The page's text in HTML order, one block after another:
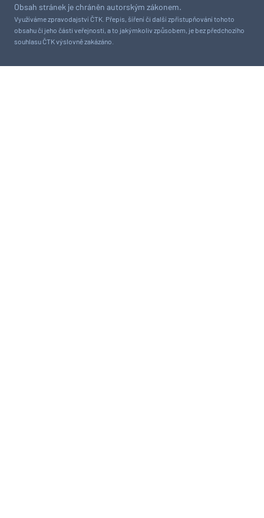
Obsah stránek je chráněn autorským zákonem.
Využíváme zpravodajství ČTK. Přepis, šíření či další zpřístupňování tohoto
obsahu či jeho části veřejnosti, a to jakýmkoliv způsobem, je bez předchozího
souhlasu ČTK výslovně zakázáno.